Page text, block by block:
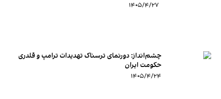
۱۴۰۵/۴/۲۷
چشم‌انداز: دورنمای ترسناک تهدیدات ترامپ و قلدری
حکومت ایران
۱۴۰۵/۴/۲۴